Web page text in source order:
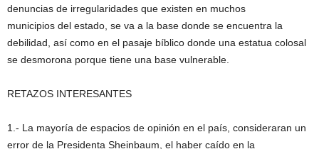
denuncias de irregularidades que existen en muchos
municipios del estado, se va a la base donde se encuentra la
debilidad, así como en el pasaje bíblico donde una estatua colosal
se desmorona porque tiene una base vulnerable.
RETAZOS INTERESANTES
1.- La mayoría de espacios de opinión en el país, consideraran un
error de la Presidenta Sheinbaum, el haber caído en la